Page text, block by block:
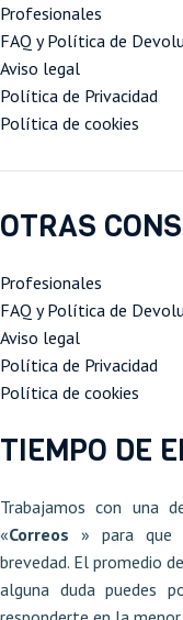
Profesionales
FAQ y Política de
Aviso legal
Política de Privacidad
Política de cookies
OTRAS
Profesionales
FAQ y Política de
Aviso legal
Política de Privacidad
Política de cookies
TIEMPO DE
Trabajamos con una
«Correos » para que
brevedad. El promedio
alguna duda puedes